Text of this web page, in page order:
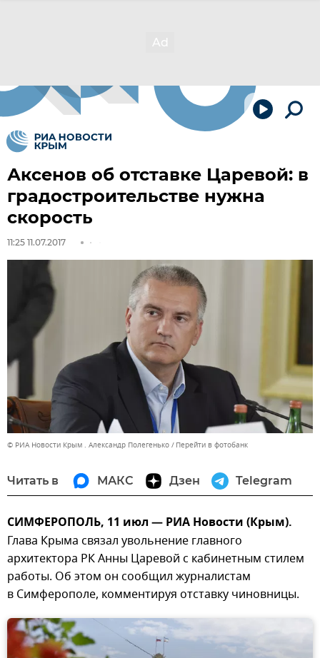
Аксенов об отставке Царевой: в
градостроительстве нужна
скорость
11:25 11.07.2017
© РИА Новости Крым . Александр Полегенько Перейти в фотобанк
Читать в МАКС Дзен Telegram
СИМФЕРОПОЛЬ, 11 июл — РИА Новости (Крым).
Глава Крыма связал увольнение главного
архитектора РК Анны Царевой с кабинетным стилем
работы. Об этом он сообщил журналистам
в Симферополе, комментируя отставку чиновницы.